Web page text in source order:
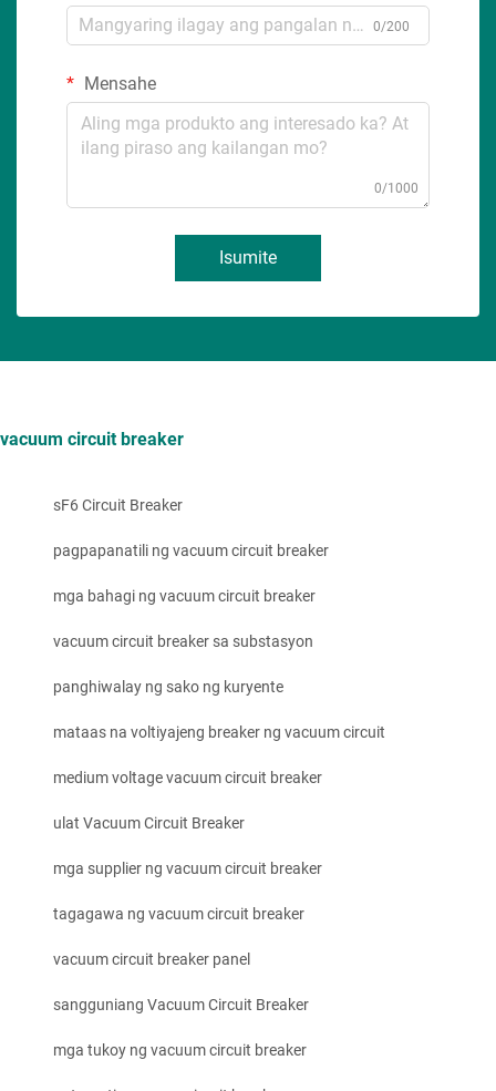
0/200
Mensahe
0/1000
Isumite
vacuum circuit breaker
sF6 Circuit Breaker
pagpapanatili ng vacuum circuit breaker
mga bahagi ng vacuum circuit breaker
vacuum circuit breaker sa substasyon
panghiwalay ng sako ng kuryente
mataas na voltiyajeng breaker ng vacuum circuit
medium voltage vacuum circuit breaker
ulat Vacuum Circuit Breaker
mga supplier ng vacuum circuit breaker
tagagawa ng vacuum circuit breaker
vacuum circuit breaker panel
sangguniang Vacuum Circuit Breaker
mga tukoy ng vacuum circuit breaker